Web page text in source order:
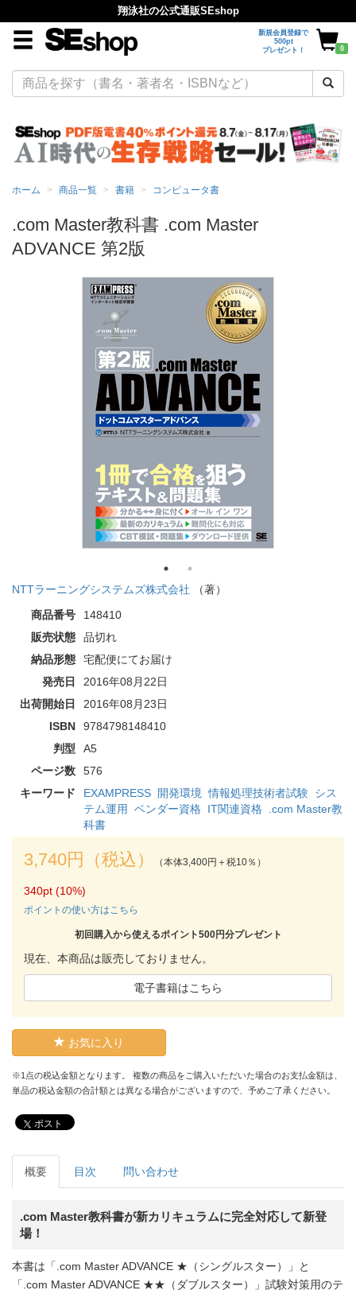
翔泳社の公式通販SEshop
新規会員登録で
500pt
プレゼント！
0
ホーム 商品一覧 書籍 コンピュータ書
.com Master教科書 .com Master
ADVANCE 第2版
NTTラーニングシステムズ株式会社
（著）
商品番号
148410
販売状態
品切れ
納品形態
宅配便にてお届け
発売日
2016年08月22日
出荷開始日
2016年08月23日
ISBN
9784798148410
判型
A5
ページ数
576
キーワード
EXAMPRESS 開発環境 情報処理技術者試験 シス
テム運用
ベンダー資格 IT関連資格
.com Master教
科書
3,740円（税込） （本体3,400円＋税10％）
340pt (10%)
ポイントの使い方はこちら
初回購入から使えるポイント500円分プレゼント
現在、本商品は販売しておりません。
電子書籍はこちら
お気に入り
※1点の税込金額となります。 複数の商品をご購入いただいた場合のお支払金額は、
単品の税込金額の合計額とは異なる場合がございますので、予めご了承ください。
ポスト
概要 目次 問い合わせ
.com Master教科書が新カリキュラムに完全対応して新登
場！
本書は「.com Master ADVANCE ★（シングルスター）」と
「.com Master ADVANCE ★★（ダブルスター）」試験対策用のテ